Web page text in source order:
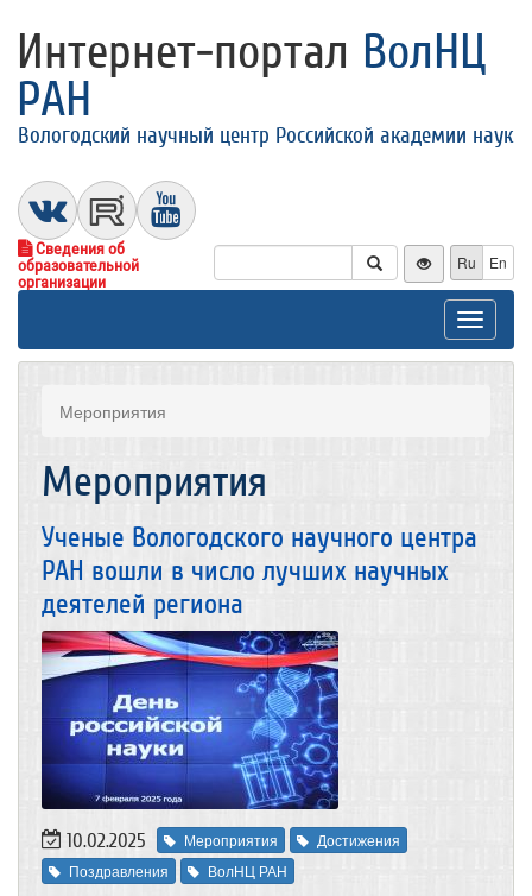
Интернет-портал ВолНЦ
РАН
Вологодский научный центр Российской академии наук
Сведения об
образовательной
организации
Ru En
Toggle
Мероприятия
Мероприятия
Ученые Вологодского научного центра
РАН вошли в число лучших научных
деятелей региона
10.02.2025 Мероприятия
Достижения
Поздравления
ВолНЦ РАН